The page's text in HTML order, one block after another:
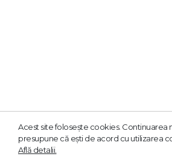
Acest site foloseşte cookies. Continuarea
presupune că eşti de acord cu utilizarea
Află detalii.